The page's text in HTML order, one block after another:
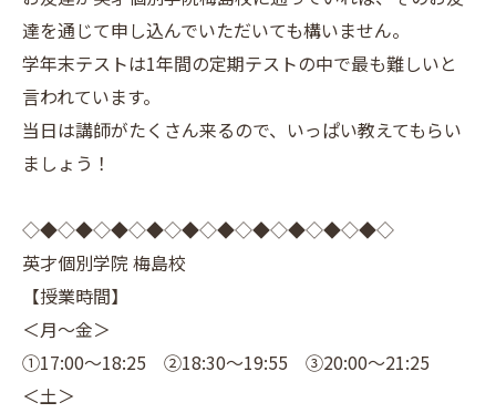
達を通じて申し込んでいただいても構いません。
学年末テストは1年間の定期テストの中で最も難しいと
言われています。
当日は講師がたくさん来るので、いっぱい教えてもらい
ましょう！
◇◆◇◆◇◆◇◆◇◆◇◆◇◆◇◆◇◆◇◆◇
英才個別学院 梅島校
【授業時間】
＜月～金＞
①17:00～18:25 ②18:30～19:55 ③20:00～21:25
＜土＞